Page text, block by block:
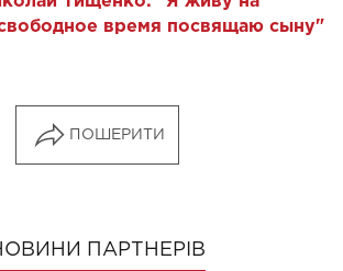
время посвящаю сыну"
ПОШЕРИТИ
ПАРТНЕРІВ